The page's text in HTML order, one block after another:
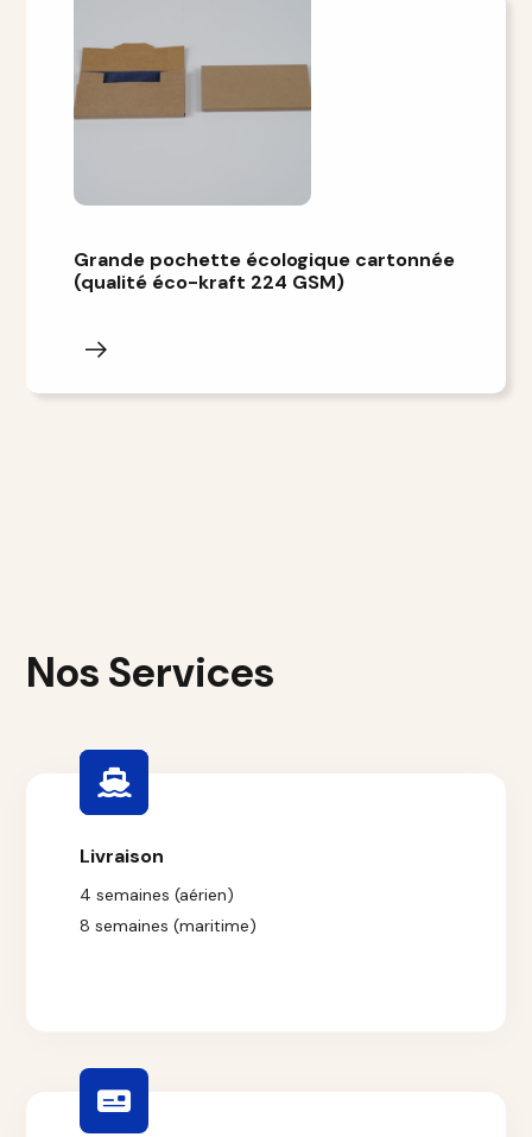
Grande pochette écologique cartonnée
(qualité éco-kraft 224 GSM)
Nos Services
Livraison
4 semaines (aérien)
8 semaines (maritime)